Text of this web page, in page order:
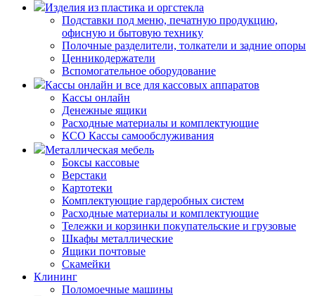
Изделия из пластика и оргстекла
Подставки под меню, печатную продукцию,
офисную и бытовую технику
Полочные разделители, толкатели и задние опоры
Ценникодержатели
Вспомогательное оборудование
Кассы онлайн и все для кассовых аппаратов
Кассы онлайн
Денежные ящики
Расходные материалы и комплектующие
КСО Кассы самообслуживания
Металлическая мебель
Боксы кассовые
Верстаки
Картотеки
Комплектующие гардеробных систем
Расходные материалы и комплектующие
Тележки и корзинки покупательские и грузовые
Шкафы металлические
Ящики почтовые
Скамейки
Клининг
Поломоечные машины